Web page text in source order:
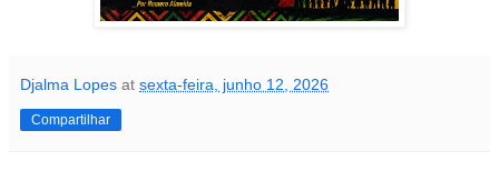
Djalma Lopes at sexta-feira, junho 12, 2026
Compartilhar